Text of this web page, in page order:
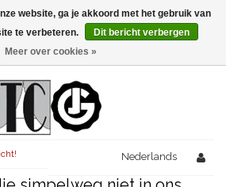
Nederlands
website, ga je akkoord met het gebruik van
te verbeteren.
Dit bericht verbergen
Meer over cookies »